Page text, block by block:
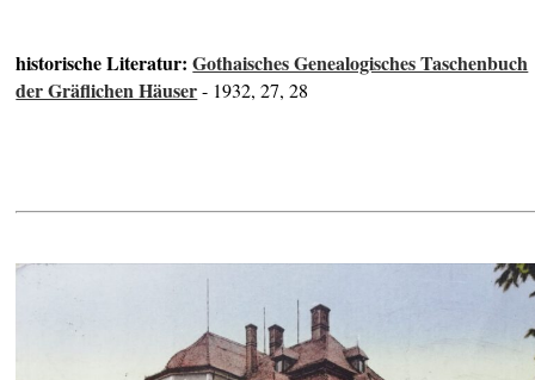
historische Literatur:Gothaisches Genealogisches Taschenbuch
der Gräflichen Häuser- 1932, 27, 28